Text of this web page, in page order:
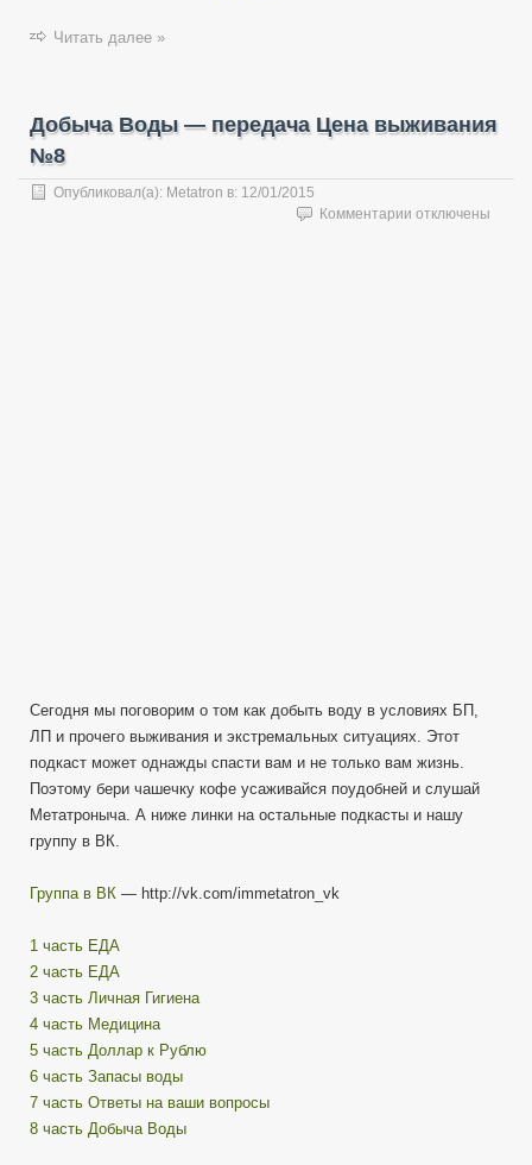
Читать далее »
Добыча Воды — передача Цена выживания
№8
Опубликовал(а): Metatron в: 12/01/2015
Комментарии котключены
Сегодня мы поговорим о том как добыть воду в условиях БП,
ЛП и прочего выживания и экстремальных ситуациях. Этот
подкаст может однажды спасти вам и не только вам жизнь.
Поэтому бери чашечку кофе усаживайся поудобней и слушай
Метатроныча. А ниже линки на остальные подкасты и нашу
группу в ВК.
Группа в ВК — http://vk.com/immetatron_vk
1 часть ЕДА
2 часть ЕДА
3 часть Личная Гигиена
4 часть Медицина
5 часть Доллар к Рублю
6 часть Запасы воды
7 часть Ответы на ваши вопросы
8 часть Добыча Воды